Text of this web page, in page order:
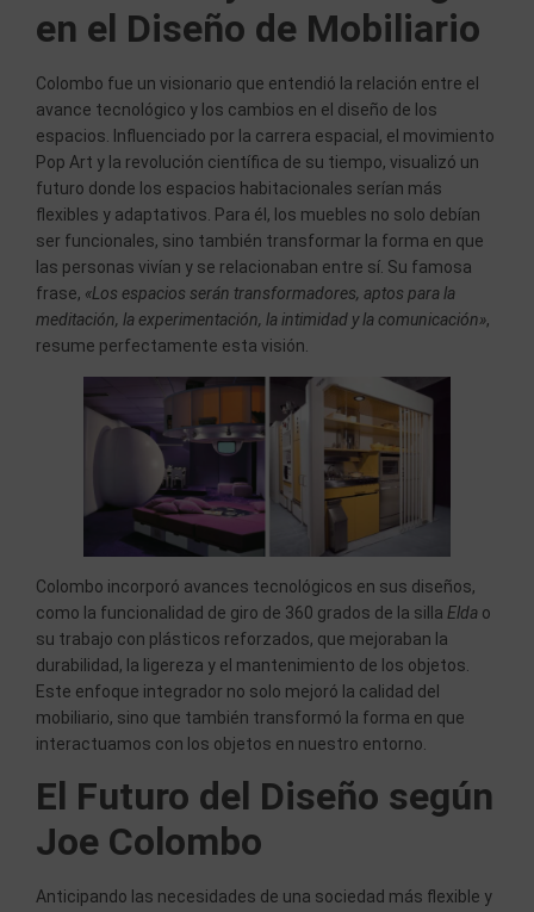
en el Diseño de Mobiliario
Colombo fue un visionario que entendió la relación entre el
avance tecnológico y los cambios en el diseño de los
espacios. Influenciado por la carrera espacial, el movimiento
Pop Art y la revolución científica de su tiempo, visualizó un
futuro donde los espacios habitacionales serían más
flexibles y adaptativos. Para él, los muebles no solo debían
ser funcionales, sino también transformar la forma en que
las personas vivían y se relacionaban entre sí. Su famosa
frase, «Los espacios serán transformadores, aptos para la
meditación, la experimentación, la intimidad y la comunicación»,
resume perfectamente esta visión.
Colombo incorporó avances tecnológicos en sus diseños,
como la funcionalidad de giro de 360 grados de la silla Elda o
su trabajo con plásticos reforzados, que mejoraban la
durabilidad, la ligereza y el mantenimiento de los objetos.
Este enfoque integrador no solo mejoró la calidad del
mobiliario, sino que también transformó la forma en que
interactuamos con los objetos en nuestro entorno.
El Futuro del Diseño según
Joe Colombo
Anticipando las necesidades de una sociedad más flexible y